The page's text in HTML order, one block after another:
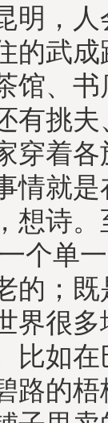
明，
的武
馆、
有挑
穿着
情就
想诗。
单一
的；
界很
比如
路的